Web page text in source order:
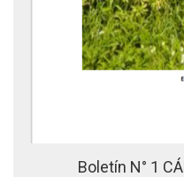
Boletín N° 1